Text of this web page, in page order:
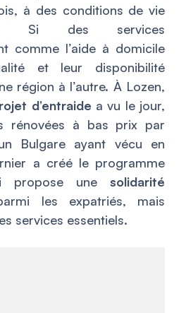
à des conditions de vie
Si des services
comme l’aide à domicile
et leur disponibilité
région à l’autre. À Lozen,
d’entraide a vu le jour,
rénovées à bas prix par
Bulgare ayant vécu en
a créé le programme
propose une solidarité
les expatriés, mais
services essentiels.